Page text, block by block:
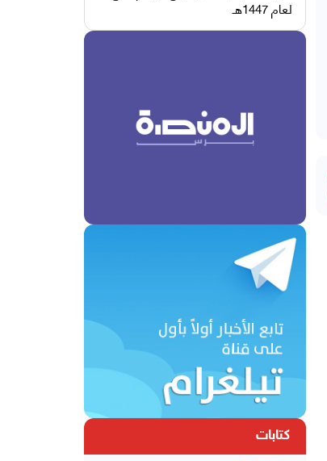
لعام 1447هـ
كتابات